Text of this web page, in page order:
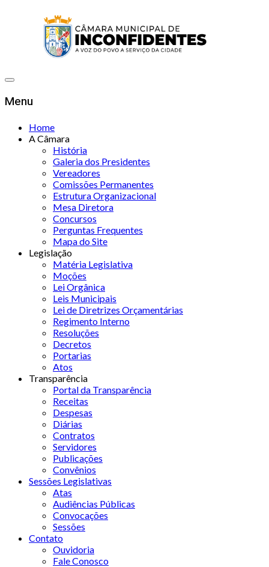
Menu
Home
A Câmara
História
Galeria dos Presidentes
Vereadores
Comissões Permanentes
Estrutura Organizacional
Mesa Diretora
Concursos
Perguntas Frequentes
Mapa do Site
Legislação
Matéria Legislativa
Moções
Lei Orgânica
Leis Municipais
Lei de Diretrizes Orçamentárias
Regimento Interno
Resoluções
Decretos
Portarias
Atos
Transparência
Portal da Transparência
Receitas
Despesas
Diárias
Contratos
Servidores
Publicações
Convênios
Sessões Legislativas
Atas
Audiências Públicas
Convocações
Sessões
Contato
Ouvidoria
Fale Conosco